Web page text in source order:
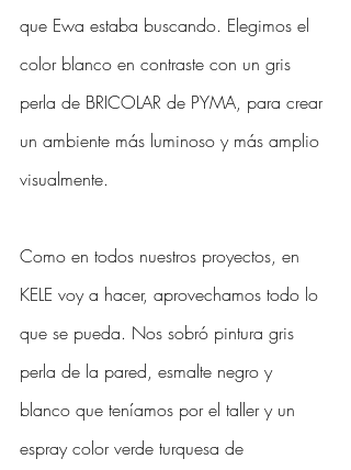
que Ewa estaba buscando. Elegimos el
color blanco en contraste con un gris
perla de BRICOLAR de PYMA, para crear
un ambiente más luminoso y más amplio
visualmente.
Como en todos nuestros proyectos, en
KELE voy a hacer, aprovechamos todo lo
que se pueda. Nos sobró pintura gris
perla de la pared, esmalte negro y
blanco que teníamos por el taller y un
espray color verde turquesa de